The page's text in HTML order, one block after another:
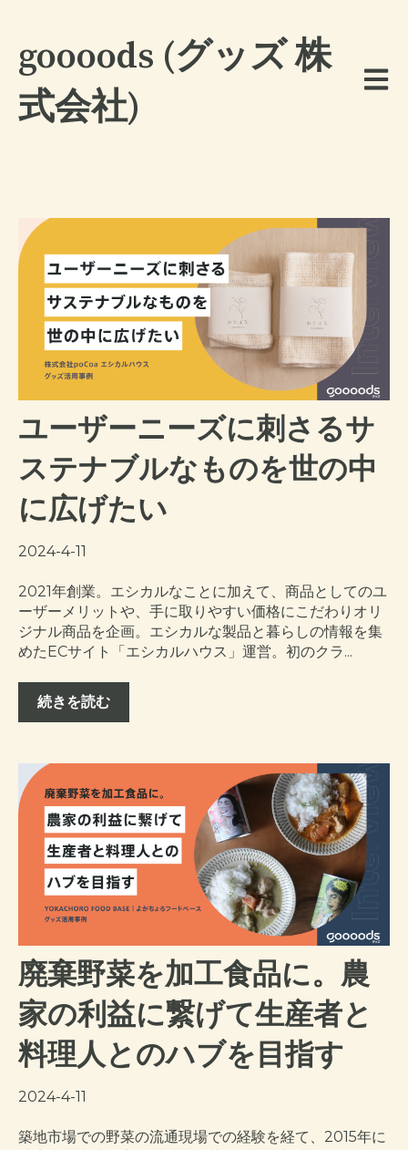
goooods (グッズ 株
式会社)
メイ
ユーザーニーズに刺さるサ
ステナブルなものを世の中
に広げたい
2024-4-11
2021年創業。エシカルなことに加えて、商品としてのユ
ーザーメリットや、手に取りやすい価格にこだわりオリ
ジナル商品を企画。エシカルな製品と暮らしの情報を集
めたECサイト「エシカルハウス」運営。初のクラ...
続きを読む
廃棄野菜を加工食品に。農
家の利益に繋げて生産者と
料理人とのハブを目指す
2024-4-11
築地市場での野菜の流通現場での経験を経て、2015年に